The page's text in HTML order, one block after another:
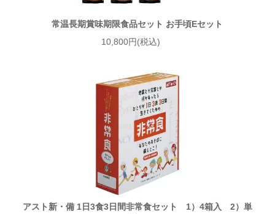
常温長期賞味期限食品セット お手頃Eセット
10,800円(税込)
アスト新・備 1日3食3日間非常食セット 1）4箱入 2）単